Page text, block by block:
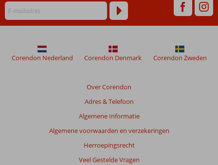
Over Corendon
Adres & Telefoon
Algemene Informatie
Algemene voorwaarden en verzekeringen
Herroepingsrecht
Veel Gestelde Vragen
Corendon Nederland Corendon Denmark Corendon Zweden